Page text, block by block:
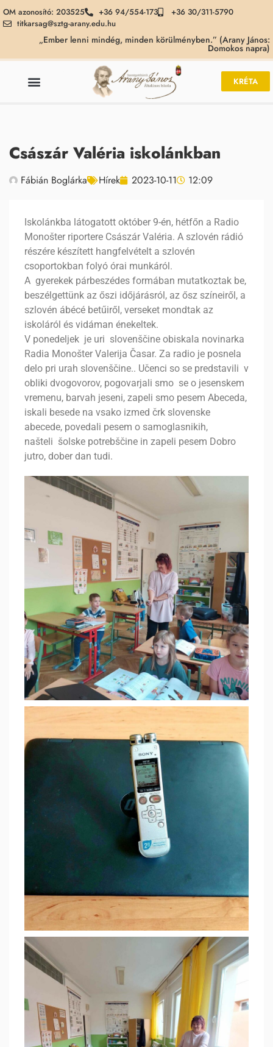
OM azonosító: 203525 +36 94/554-173
+36 30/311-5790
titkarsag@sztg-arany.edu.hu
„Ember lenni mindég, minden körülményben.” (Arany János:
Domokos napra)
KRÉTA
Császár Valéria iskolánkban
Fábián Boglárka Hírek 2023-10-11 12:09
Iskolánkba látogatott október 9-én, hétfőn a Radio
Monošter riportere Császár Valéria. A szlovén rádió
részére készített hangfelvételt a szlovén
csoportokban folyó órai munkáról.
A gyerekek párbeszédes formában mutatkoztak be,
beszélgettünk az őszi időjárásról, az ősz színeiről, a
szlovén ábécé betűiről, verseket mondtak az
iskoláról és vidáman énekeltek.
V ponedeljek je uri slovenščine obiskala novinarka
Radia Monošter Valerija Časar. Za radio je posnela
delo pri urah slovenščine.. Učenci so se predstavili v
obliki dvogovorov, pogovarjali smo se o jesenskem
vremenu, barvah jeseni, zapeli smo pesem Abeceda,
iskali besede na vsako izmed črk slovenske
abecede, povedali pesem o samoglasnikih,
našteli šolske potrebščine in zapeli pesem Dobro
jutro, dober dan tudi.